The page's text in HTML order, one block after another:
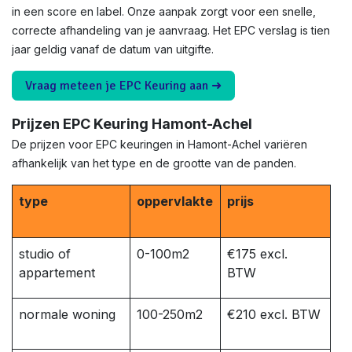
in een score en label. Onze aanpak zorgt voor een snelle,
correcte afhandeling van je aanvraag. Het EPC verslag is tien
jaar geldig vanaf de datum van uitgifte.
Vraag meteen je EPC Keuring aan ➜
Prijzen EPC Keuring Hamont-Achel
De prijzen voor EPC keuringen in Hamont-Achel variëren
afhankelijk van het type en de grootte van de panden.
type oppervlakte prijs
studio of
appartement
0-100m2
€175 excl.
BTW
normale woning 100-250m2 €210 excl. BTW